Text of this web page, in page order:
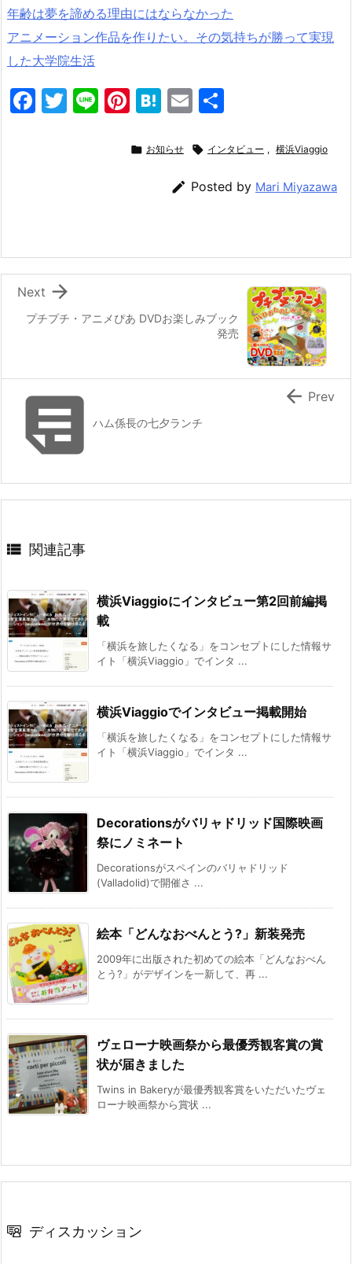
年齢は夢を諦める理由にはならなかった
アニメーション作品を作りたい。その気持ちが勝って実現
した大学院生活
F
o
k
T
Li Pi
er
H
e
a
E
ai
l
 お知らせ  インタビュー , 横浜Viaggio
 Posted by Mari Miyazawa
プチプチ・アニメぴあ DVDお楽しみブック
発売

Next
ハム係長の七夕ランチ
 Prev
 関連記事
横浜Viaggioにインタビュー第2回前編掲
載
「横浜を旅したくなる」をコンセプトにした情報サ
イト「横浜Viaggio」でインタ ...
横浜Viaggioでインタビュー掲載開始
「横浜を旅したくなる」をコンセプトにした情報サ
イト「横浜Viaggio」でインタ ...
Decorationsがバリャドリッド国際映画
祭にノミネート
Decorationsがスペインのバリャドリッド
(Valladolid)で開催さ ...
絵本「どんなおべんとう?」新装発売
2009年に出版された初めての絵本「どんなおべん
とう?」がデザインを一新して、再 ...
ヴェローナ映画祭から最優秀観客賞の賞
状が届きました
Twins in Bakeryが最優秀観客賞をいただいたヴェ
ローナ映画祭から賞状 ...
ディスカッション